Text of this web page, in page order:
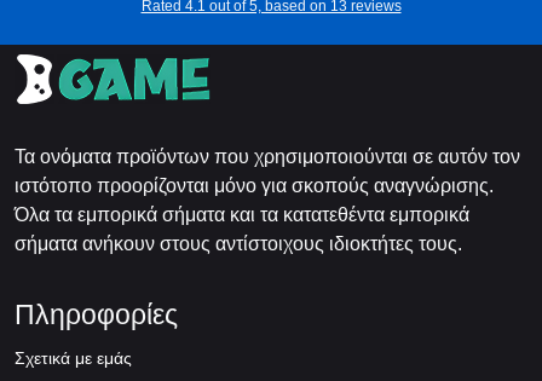
Rated 4.1 out of 5, based on 13 reviews
Τα ονόματα προϊόντων που χρησιμοποιούνται σε αυτόν τον
ιστότοπο προορίζονται μόνο για σκοπούς αναγνώρισης.
Όλα τα εμπορικά σήματα και τα κατατεθέντα εμπορικά
σήματα ανήκουν στους αντίστοιχους ιδιοκτήτες τους.
Πληροφορίες
Σχετικά με εμάς